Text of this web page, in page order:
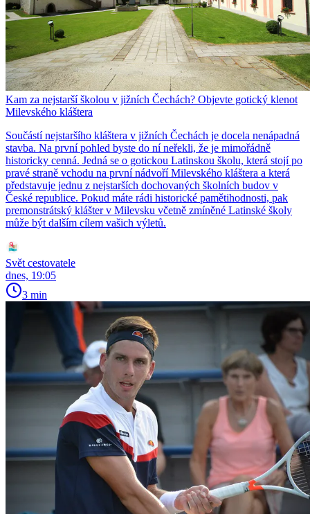
Kam za nejstarší školou v jižních Čechách? Objevte gotický klenot
Milevského kláštera
Součástí nejstaršího kláštera v jižních Čechách je docela nenápadná
stavba. Na první pohled byste do ní neřekli, že je mimořádně
historicky cenná. Jedná se o gotickou Latinskou školu, která stojí po
pravé straně vchodu na první nádvoří Milevského kláštera a která
představuje jednu z nejstarších dochovaných školních budov v
České republice. Pokud máte rádi historické pamětihodnosti, pak
premonstrátský klášter v Milevsku včetně zmíněné Latinské školy
může být dalším cílem vašich výletů.
Svět cestovatele
dnes, 19:05
3 min